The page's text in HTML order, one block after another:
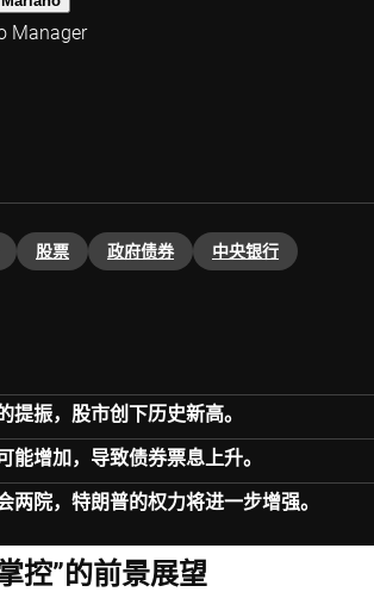
Manager
股票 政府债券 中央银行
提振，股市创下历史新高。
能增加，导致债券票息上升。
两院，特朗普的权力将进一步增强。
控”的前景展望